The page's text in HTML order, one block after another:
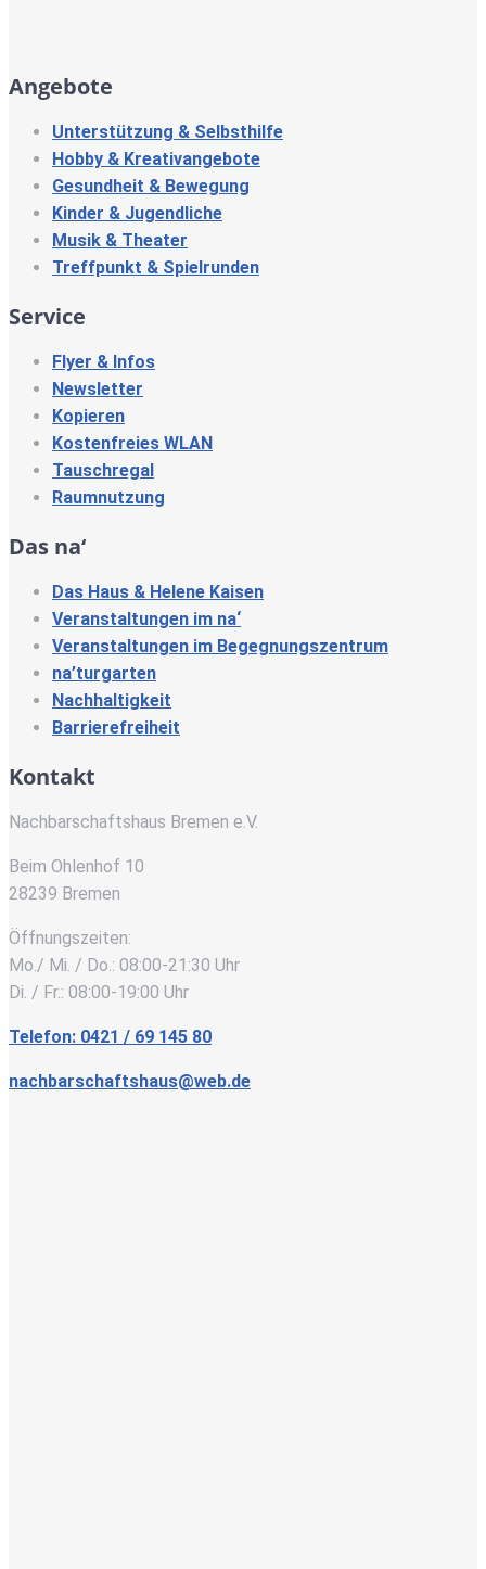
Angebote
Unterstützung & Selbsthilfe
Hobby & Kreativangebote
Gesundheit & Bewegung
Kinder & Jugendliche
Musik & Theater
Treffpunkt & Spielrunden
Service
Flyer & Infos
Newsletter
Kopieren
Kostenfreies WLAN
Tauschregal
Raumnutzung
Das na‘
Das Haus & Helene Kaisen
Veranstaltungen im na‘
Veranstaltungen im Begegnungszentrum
na’turgarten
Nachhaltigkeit
Barrierefreiheit
Kontakt
Nachbarschaftshaus Bremen e.V.
Beim Ohlenhof 10
28239 Bremen
Öffnungszeiten:
Mo./ Mi. / Do.: 08:00-21:30 Uhr
Di. / Fr.: 08:00-19:00 Uhr
Telefon: 0421 / 69 145 80
nachbarschaftshaus@web.de